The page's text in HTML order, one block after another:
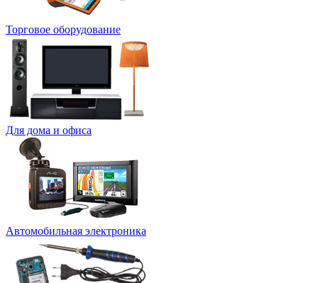
Торговое оборудование
Для дома и офиса
Автомобильная электроника